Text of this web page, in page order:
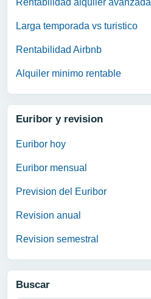
Rentabilidad alquiler avanzada
Larga temporada vs turistico
Rentabilidad Airbnb
Alquiler minimo rentable
Euribor y revision
Euribor hoy
Euribor mensual
Prevision del Euribor
Revision anual
Revision semestral
Buscar